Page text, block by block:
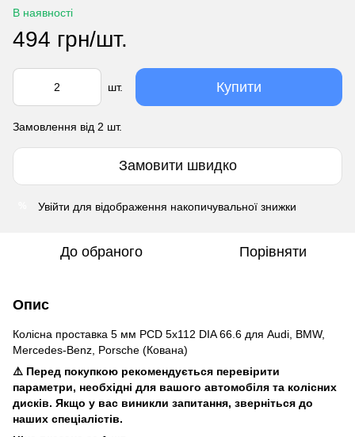
В наявності
494 грн/шт.
шт. Купити
Замовлення від 2 шт.
Замовити швидко
Увійти для відображення накопичувальної знижки
До обраного Порівняти
Опис
Колісна проставка 5 мм PCD 5x112 DIA 66.6 для Audi, BMW,
Mercedes-Benz, Porsche (Кована)
⚠️ Перед покупкою рекомендується перевірити
параметри, необхідні для вашого автомобіля та колісних
дисків. Якщо у вас виникли запитання, зверніться до
наших спеціалістів.